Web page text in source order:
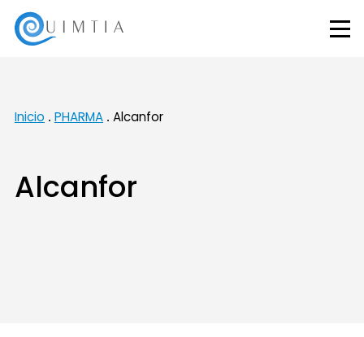
Inicio PHARMA Alcanfor
Alcanfor